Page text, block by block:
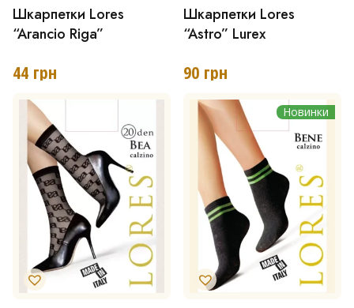
Шкарпетки Lores
“Arancio Riga”
44 грн
Шкарпетки Lores
“Astro” Lurex
90 грн
Новинки